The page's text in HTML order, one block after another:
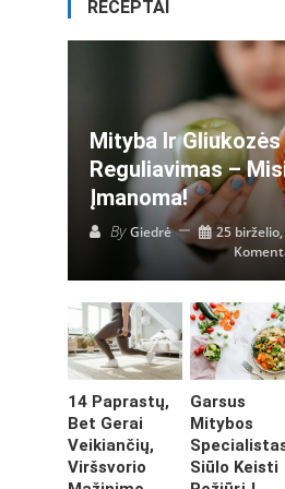
RECEPTAI
Mityba Ir Gliukozės
Reguliavimas –
Įmanoma!
ByGiedrė
25
14 Paprastų,
Bet Gerai
Veikiančių,
Viršsvorio
Garsus
Mitybos
Siūlo Keisti